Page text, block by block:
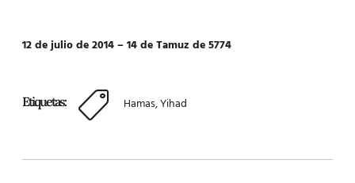
12 de julio de 2014 – 14 de Tamuz de 5774
Etiquetas: Hamas,Yihad